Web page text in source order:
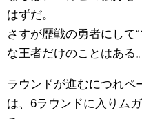
はずだ。
さすが歴戦の勇者にして
な王者だけのことはある。
ラウンドが進むにつれペ
は、6ラウンドに入りム